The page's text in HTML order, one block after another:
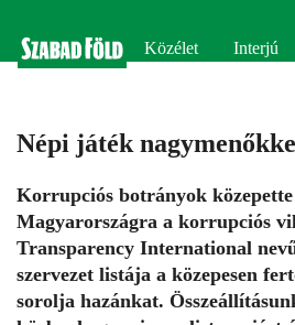
Közélet Interjú
Népi játék
Korrupciós botrányok
Magyarországra a korrupciós
Transparency International
szervezet listája a közepesen
sorolja hazánkat.